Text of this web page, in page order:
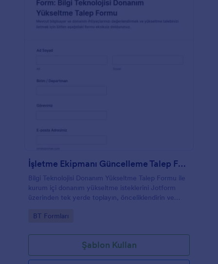
İşletme Ekipmanı Güncelleme Talep Formu
Bilgi Teknolojisi Donanım Yükseltme Talep Formu ile
kurum içi donanım yükseltme isteklerini Jotform
üzerinden tek yerde toplayın, önceliklendirin ve
Go to Category:
BT Formları
Şablon Kullan